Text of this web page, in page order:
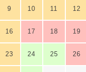
9 10 11 12
16 17 18 19
23 24 25 26